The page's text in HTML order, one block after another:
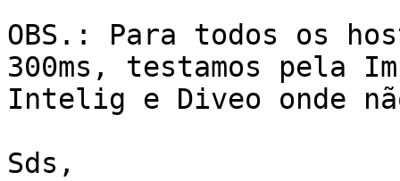
OBS.: Para todos os
300ms, testamos pela
Intelig e Diveo onde
Sds,